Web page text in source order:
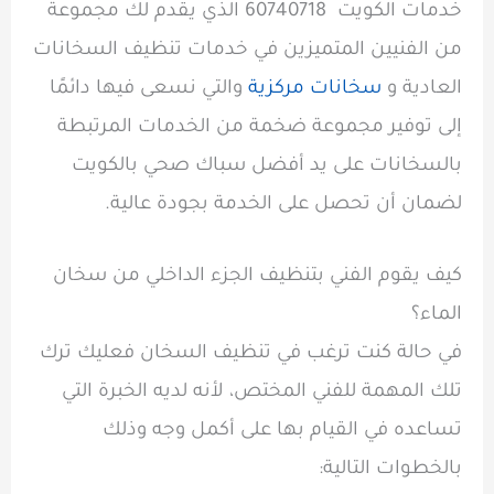
خدمات الكويت 60740718 الذي يقدم لك مجموعة
من الفنيين المتميزين في خدمات تنظيف السخانات
العادية و سخانات مركزية والتي نسعى فيها دائمًا
إلى توفير مجموعة ضخمة من الخدمات المرتبطة
بالسخانات على يد أفضل سباك صحي بالكويت
لضمان أن تحصل على الخدمة بجودة عالية.
كيف يقوم الفني بتنظيف الجزء الداخلي من سخان
الماء؟
في حالة كنت ترغب في تنظيف السخان فعليك ترك
تلك المهمة للفني المختص، لأنه لديه الخبرة التي
تساعده في القيام بها على أكمل وجه وذلك
بالخطوات التالية: